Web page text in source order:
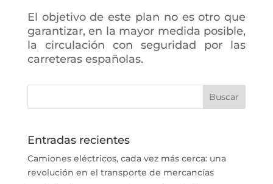
El objetivo de este plan no es otro que
garantizar, en la mayor medida posible,
la circulación con seguridad por las
carreteras españolas.
Entradas recientes
Camiones eléctricos, cada vez más cerca: una
revolución en el transporte de mercancías